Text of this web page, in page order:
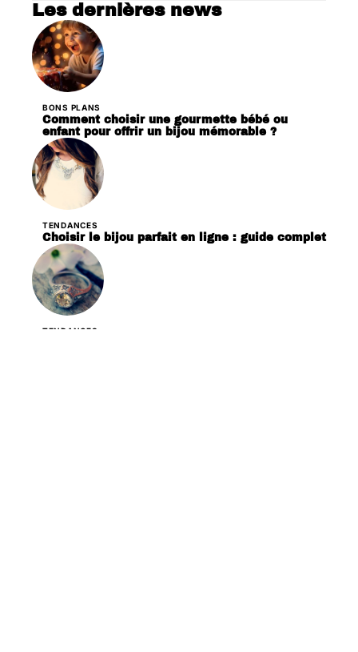
Les dernières news
BONS PLANS
Comment choisir une gourmette bébé ou
enfant pour offrir un bijou mémorable ?
TENDANCES
Choisir le bijou parfait en ligne : guide complet
TENDANCES